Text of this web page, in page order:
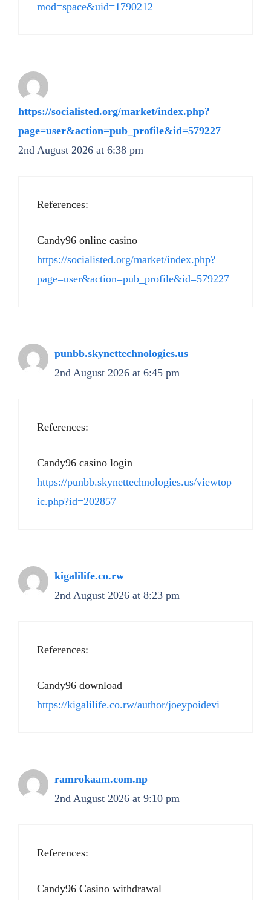
mod=space&uid=1790212
https://socialisted.org/market/index.php?
page=user&action=pub_profile&id=579227
2nd August 2026 at 6:38 pm
References:
Candy96 online casino
https://socialisted.org/market/index.php?
page=user&action=pub_profile&id=579227
punbb.skynettechnologies.us
2nd August 2026 at 6:45 pm
References:
Candy96 casino login
https://punbb.skynettechnologies.us/viewtop
ic.php?id=202857
kigalilife.co.rw
2nd August 2026 at 8:23 pm
References:
Candy96 download
https://kigalilife.co.rw/author/joeypoidevi
ramrokaam.com.np
2nd August 2026 at 9:10 pm
References:
Candy96 Casino withdrawal